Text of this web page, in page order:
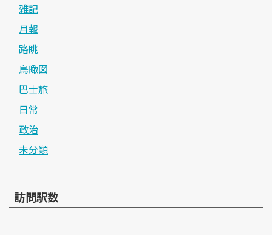
雑記
月報
路眺
鳥瞰図
巴士旅
日常
政治
未分類
訪問駅数